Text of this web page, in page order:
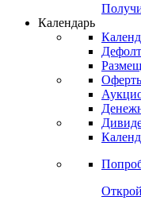
Календарь